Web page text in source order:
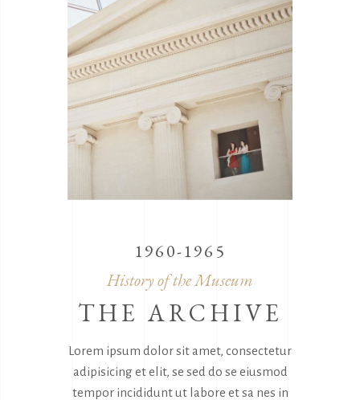
1960-1965
History of the Museum
THE ARCHIVE
Lorem ipsum dolor sit amet, consectetur
adipisicing et elit, se sed do se eiusmod
tempor incididunt ut labore et sa nes in